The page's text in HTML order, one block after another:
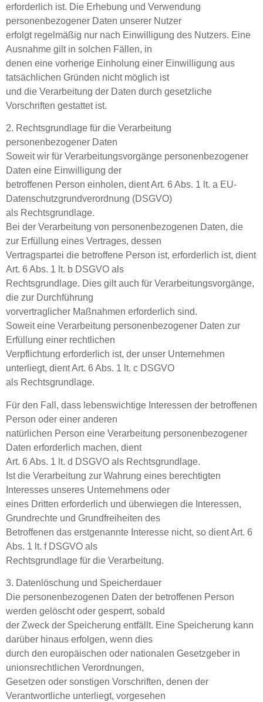
erforderlich ist. Die Erhebung und Verwendung
personenbezogener Daten unserer Nutzer
erfolgt regelmäßig nur nach Einwilligung des Nutzers. Eine
Ausnahme gilt in solchen Fällen, in
denen eine vorherige Einholung einer Einwilligung aus
tatsächlichen Gründen nicht möglich ist
und die Verarbeitung der Daten durch gesetzliche
Vorschriften gestattet ist.
2. Rechtsgrundlage für die Verarbeitung
personenbezogener Daten
Soweit wir für Verarbeitungsvorgänge personenbezogener
Daten eine Einwilligung der
betroffenen Person einholen, dient Art. 6 Abs. 1 lt. a EU-
Datenschutzgrundverordnung (DSGVO)
als Rechtsgrundlage.
Bei der Verarbeitung von personenbezogenen Daten, die
zur Erfüllung eines Vertrages, dessen
Vertragspartei die betroffene Person ist, erforderlich ist, dient
Art. 6 Abs. 1 lt. b DSGVO als
Rechtsgrundlage. Dies gilt auch für Verarbeitungsvorgänge,
die zur Durchführung
vorvertraglicher Maßnahmen erforderlich sind.
Soweit eine Verarbeitung personenbezogener Daten zur
Erfüllung einer rechtlichen
Verpflichtung erforderlich ist, der unser Unternehmen
unterliegt, dient Art. 6 Abs. 1 lt. c DSGVO
als Rechtsgrundlage.
Für den Fall, dass lebenswichtige Interessen der betroffenen
Person oder einer anderen
natürlichen Person eine Verarbeitung personenbezogener
Daten erforderlich machen, dient
Art. 6 Abs. 1 lt. d DSGVO als Rechtsgrundlage.
Ist die Verarbeitung zur Wahrung eines berechtigten
Interesses unseres Unternehmens oder
eines Dritten erforderlich und überwiegen die Interessen,
Grundrechte und Grundfreiheiten des
Betroffenen das erstgenannte Interesse nicht, so dient Art. 6
Abs. 1 lt. f DSGVO als
Rechtsgrundlage für die Verarbeitung.
3. Datenlöschung und Speicherdauer
Die personenbezogenen Daten der betroffenen Person
werden gelöscht oder gesperrt, sobald
der Zweck der Speicherung entfällt. Eine Speicherung kann
darüber hinaus erfolgen, wenn dies
durch den europäischen oder nationalen Gesetzgeber in
unionsrechtlichen Verordnungen,
Gesetzen oder sonstigen Vorschriften, denen der
Verantwortliche unterliegt, vorgesehen